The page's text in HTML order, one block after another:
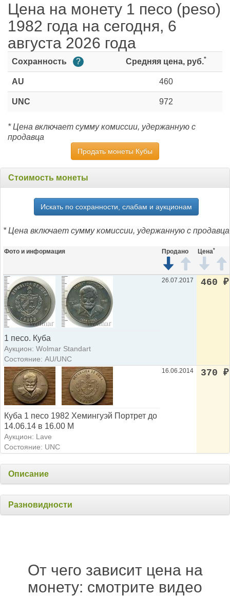
Цена на монету 1 песо (peso)
1982 года на сегодня, 6
августа 2026 года
Сохранность ? Средняя цена, руб.*
AU 460
UNC 972
* Цена включает сумму комиссии, удержанную с
продавца
Продать монеты Кубы
Стоимость монеты
Искать по сохранности, слабам и аукционам
* Цена включает сумму комиссии, удержанную с продавца
Фото и информация Продано Цена*
1 песо. Куба
Аукцион: Wolmar Standart
Состояние: AU/UNC
26.07.2017 460 ₽
Куба 1 песо 1982 Хемингуэй Портрет до
14.06.14 в 16.00 М
Аукцион: Lave
Состояние: UNC
16.06.2014 370 ₽
Описание
Разновидности
От чего зависит цена на
монету: смотрите видео